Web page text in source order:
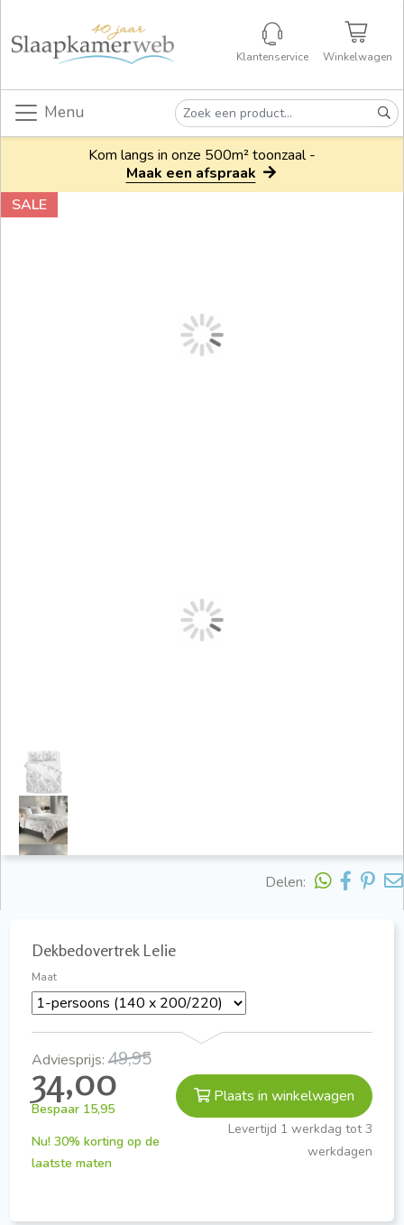
Klantenservice Winkelwagen
Menu
Kom langs in onze 500m² toonzaal -
Maak een afspraak
SALE
Delen:
Dekbedovertrek Lelie
Maat
Adviesprijs: 49,95
34,00
Bespaar 15,95
Nu! 30% korting op de
laatste maten
Plaats in winkelwagen
Levertijd 1 werkdag tot 3
werkdagen